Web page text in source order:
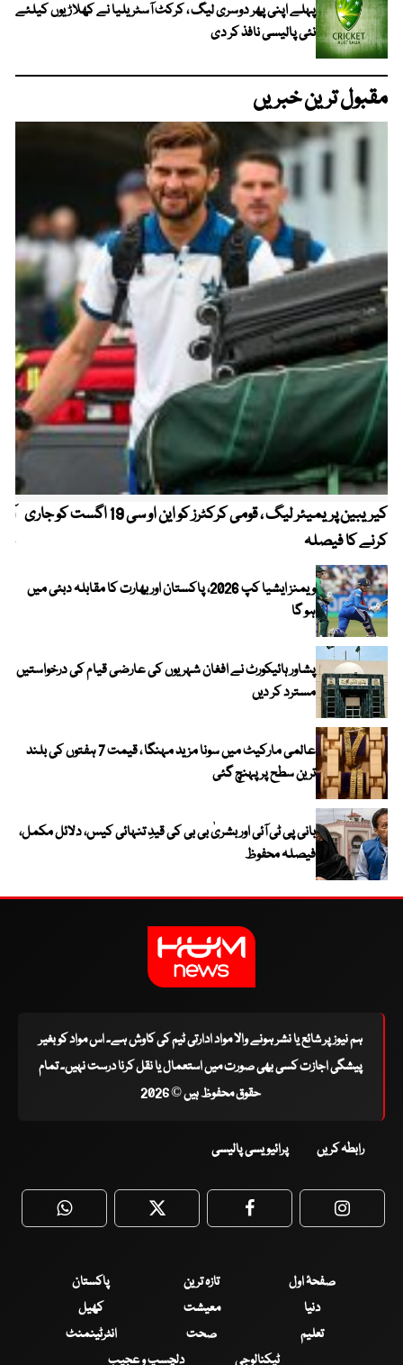
پہلے اپنی پھر دوسری لیگ ، کرکٹ آسٹریلیا نے کھلاڑیوں کیلئے
نئی پالیسی نافذ کر دی
مقبول ترین خبریں
کیریبین پریمیئر لیگ ، قومی کرکٹرز کو این او سی 19 اگست کو جاری
کرنے کا فیصلہ
ویمنز ایشیا کپ 2026، پاکستان اور بھارت کا مقابلہ دبئی میں
ہو گا
پشاور ہائیکورٹ نے افغان شہریوں کی عارضی قیام کی درخواستیں
مسترد کر دیں
عالمی مارکیٹ میں سونا مزید مہنگا ، قیمت 7 ہفتوں کی بلند
ترین سطح پر پہنچ گئی
بانی پی ٹی آئی اور بشریٰ بی بی کی قیدِ تنہائی کیس، دلائل مکمل،
فیصلہ محفوظ
ہم نیوز پر شائع یا نشر ہونے والا مواد ادارتی ٹیم کی کاوش ہے۔ اس مواد کو بغیر
پیشگی اجازت کسی بھی صورت میں استعمال یا نقل کرنا درست نہیں۔ تمام
حقوق محفوظ ہیں © 2026
رابطہ کریں پرائیویسی پالیسی
WhatsApp Twitter Facebook
صفحۂ اول تازہ ترین
پاکستان
دنیا
معیشت
کھیل
تعلیم
صحت
انٹرٹینمنٹ
ٹیکنالوجی
دلچسپ و عجیب